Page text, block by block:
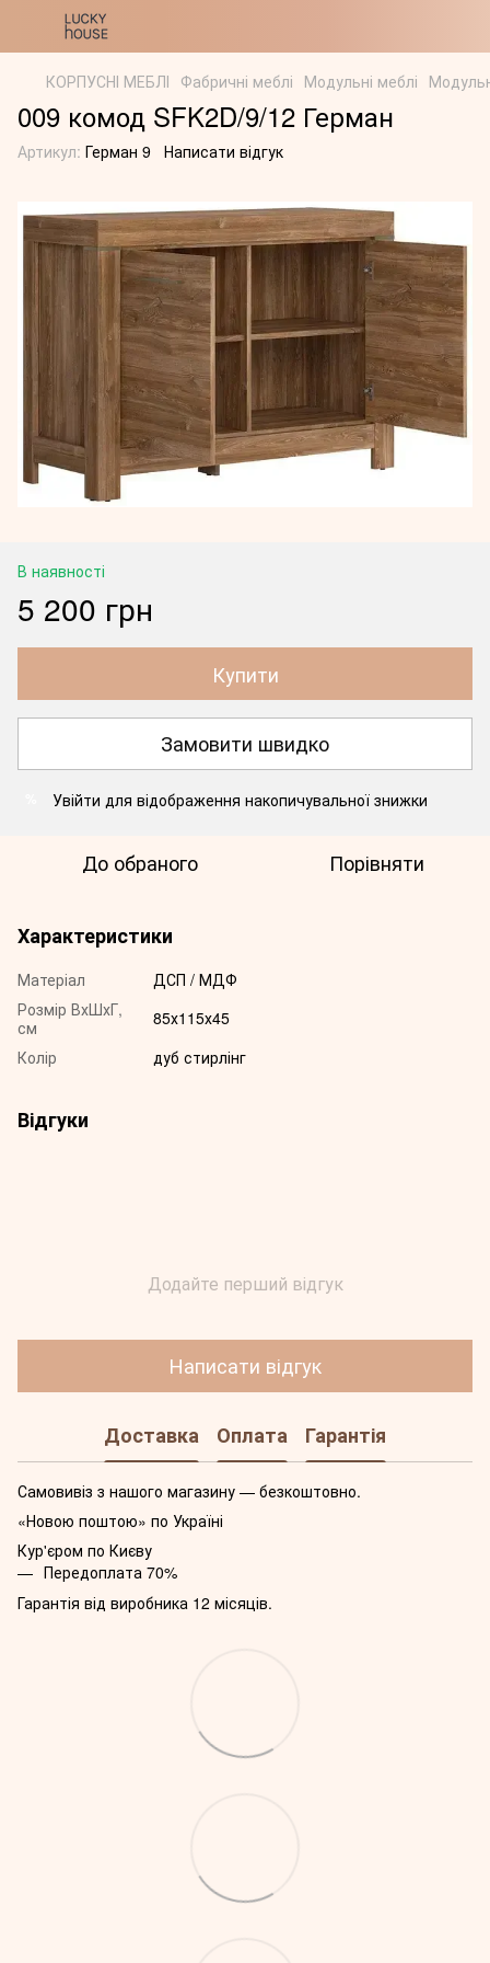
КОРПУСНІ МЕБЛІ Фабричні меблі Модульні меблі
009 комод SFK2D/9/12 Герман
Артикул: Герман 9 Написати відгук
В наявності
5 200 грн
Купити
Замовити швидко
Увійти для відображення накопичувальної знижки
До обраного Порівняти
Характеристики
Матеріал
ДСП / МДФ
Розмір ВхШхГ,
см
85х115х45
Колір
дуб стирлінг
Відгуки
Додайте перший відгук
Написати відгук
Доставка Оплата Гарантія
Самовивіз з нашого магазину — безкоштовно.
«Новою поштою» по Україні
Кур'єром по Києву
Передоплата 70%
Гарантія від виробника 12 місяців.